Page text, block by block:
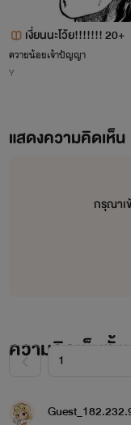
เงี่ยนนะโว้ย!!!!!!! 20+
ควายน้อยเจ้าปัญญา
Y
แสดงความคิดเห็น
กรุณาเ
ความคิดเห็นทั้